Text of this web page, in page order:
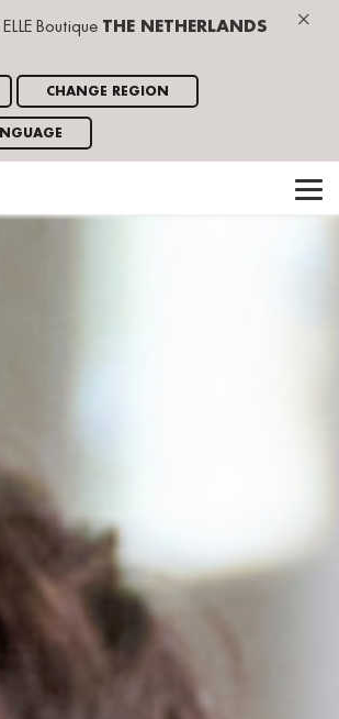
×
Boutique THE NETHERLANDS
CHANGE REGION